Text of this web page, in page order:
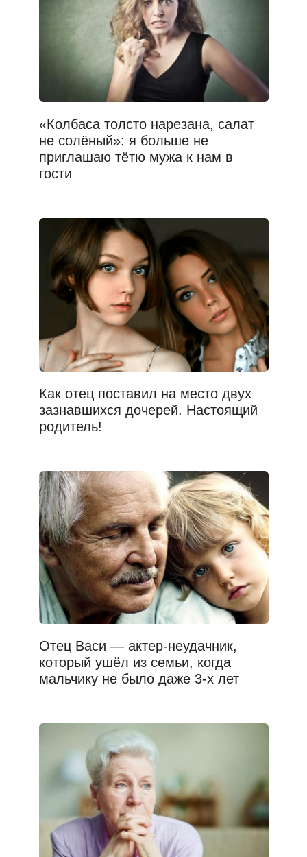
«Колбаса толсто нарезана, салат
не солёный»: я больше не
приглашаю тётю мужа к нам в
гости
Как отец поставил на место двух
зазнавшихся дочерей. Настоящий
родитель!
Отец Васи — актер-неудачник,
который ушёл из семьи, когда
мальчику не было даже 3-х лет